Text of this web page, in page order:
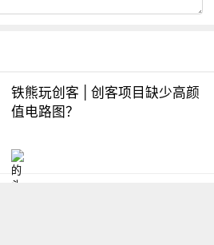
铁熊玩创客 | 创客项目缺少高颜
值电路图？